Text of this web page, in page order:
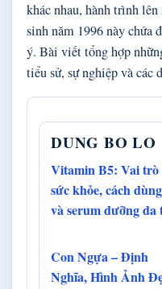
khác nhau, hành trình
sinh năm 1996 này chứa
ý. Bài viết tổng hợp
tiểu sử, sự nghiệp và các
DUNG BO LO
Vitamin B5: Vai trò
sức khỏe, cách dùng
và serum dưỡng da
Con Ngựa – Định
Nghĩa, Hình Ảnh